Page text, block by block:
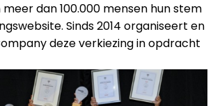
dan 100.000 mensen hun stem
Sinds 2014 organiseert en
deze verkiezing in opdracht